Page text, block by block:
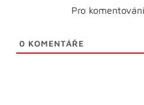
Pro
0 KOMENTÁŘE